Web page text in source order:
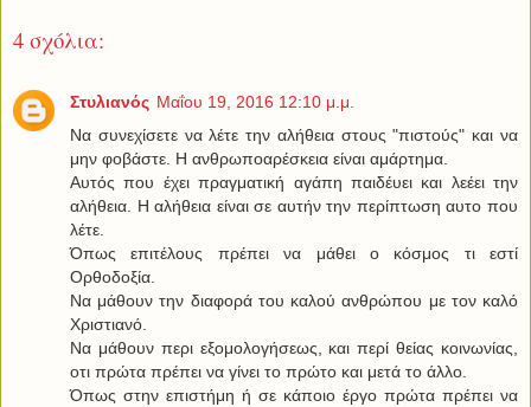
4 σχόλια:
Στυλιανός Μαΐου 19, 2016 12:10 μ.μ.
Να συνεχίσετε να λέτε την αλήθεια στους "πιστούς" και να
μην φοβάστε. Η ανθρωποαρέσκεια είναι αμάρτημα.
Αυτός που έχει πραγματική αγάπη παιδέυει και λεέει την
αλήθεια. Η αλήθεια είναι σε αυτήν την περίπτωση αυτο που
λέτε.
Όπως επιτέλους πρέπει να μάθει ο κόσμος τι εστί
Ορθοδοξία.
Να μάθουν την διαφορά του καλού ανθρώπου με τον καλό
Χριστιανό.
Να μάθουν περι εξομολογήσεως, και περί θείας κοινωνίας,
οτι πρώτα πρέπει να γίνει το πρώτο και μετά το άλλο.
Όπως στην επιστήμη ή σε κάποιο έργο πρώτα πρέπει να